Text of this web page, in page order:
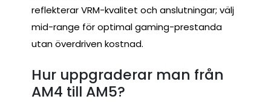
reflekterar VRM-kvalitet och anslutningar; välj
mid-range för optimal gaming-prestanda
utan överdriven kostnad.
Hur uppgraderar man från
AM4 till AM5?